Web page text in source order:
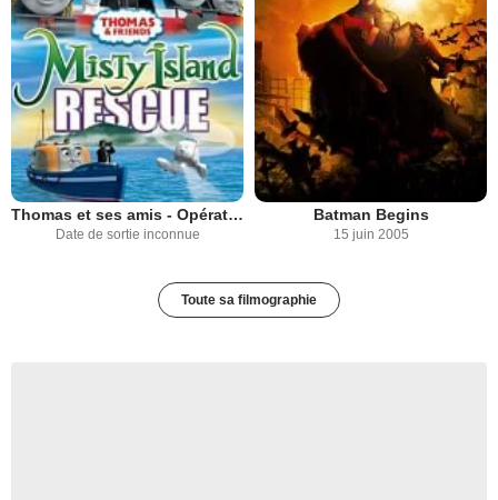
Thomas et ses amis - Opération sauvetage sur l’ile de brume
Date de sortie inconnue
Batman Begins
15 juin 2005
Toute sa filmographie